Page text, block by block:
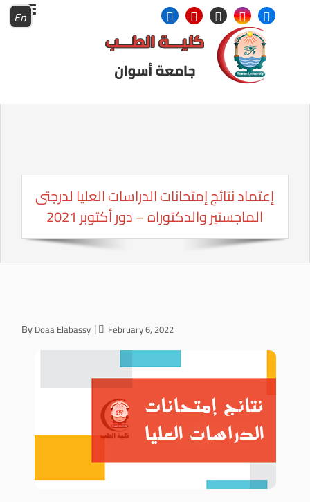
En
إعتماد نتائج إمتحانات الدراسات العليا لدرجتى
الماجستير والدكتوراه – دور أكتوبر 2021
ByDoaa Elabassy February 6, 2022